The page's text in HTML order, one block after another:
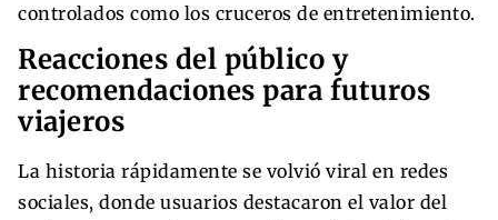
controlados como los cruceros de entretenimiento.
Reacciones del público y
recomendaciones para futuros
viajeros
La historia rápidamente se volvió viral en redes
sociales, donde usuarios destacaron el valor del